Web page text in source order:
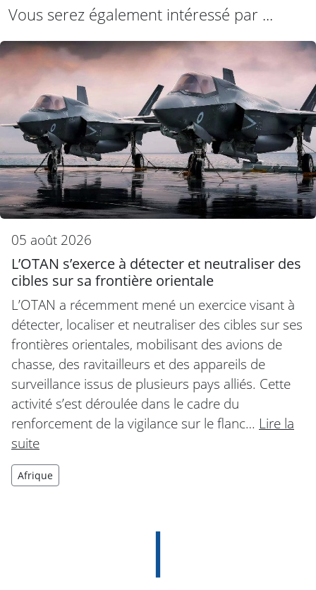
Vous serez également intéressé par ...
05 août 2026
L’OTAN s’exerce à détecter et neutraliser des
cibles sur sa frontière orientale
L’OTAN a récemment mené un exercice visant à
détecter, localiser et neutraliser des cibles sur ses
frontières orientales, mobilisant des avions de
chasse, des ravitailleurs et des appareils de
surveillance issus de plusieurs pays alliés. Cette
activité s’est déroulée dans le cadre du
renforcement de la vigilance sur le flanc… Lire la
suite
Afrique